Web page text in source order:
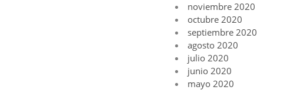
noviembre 2020
octubre 2020
septiembre 2020
agosto 2020
julio 2020
junio 2020
mayo 2020